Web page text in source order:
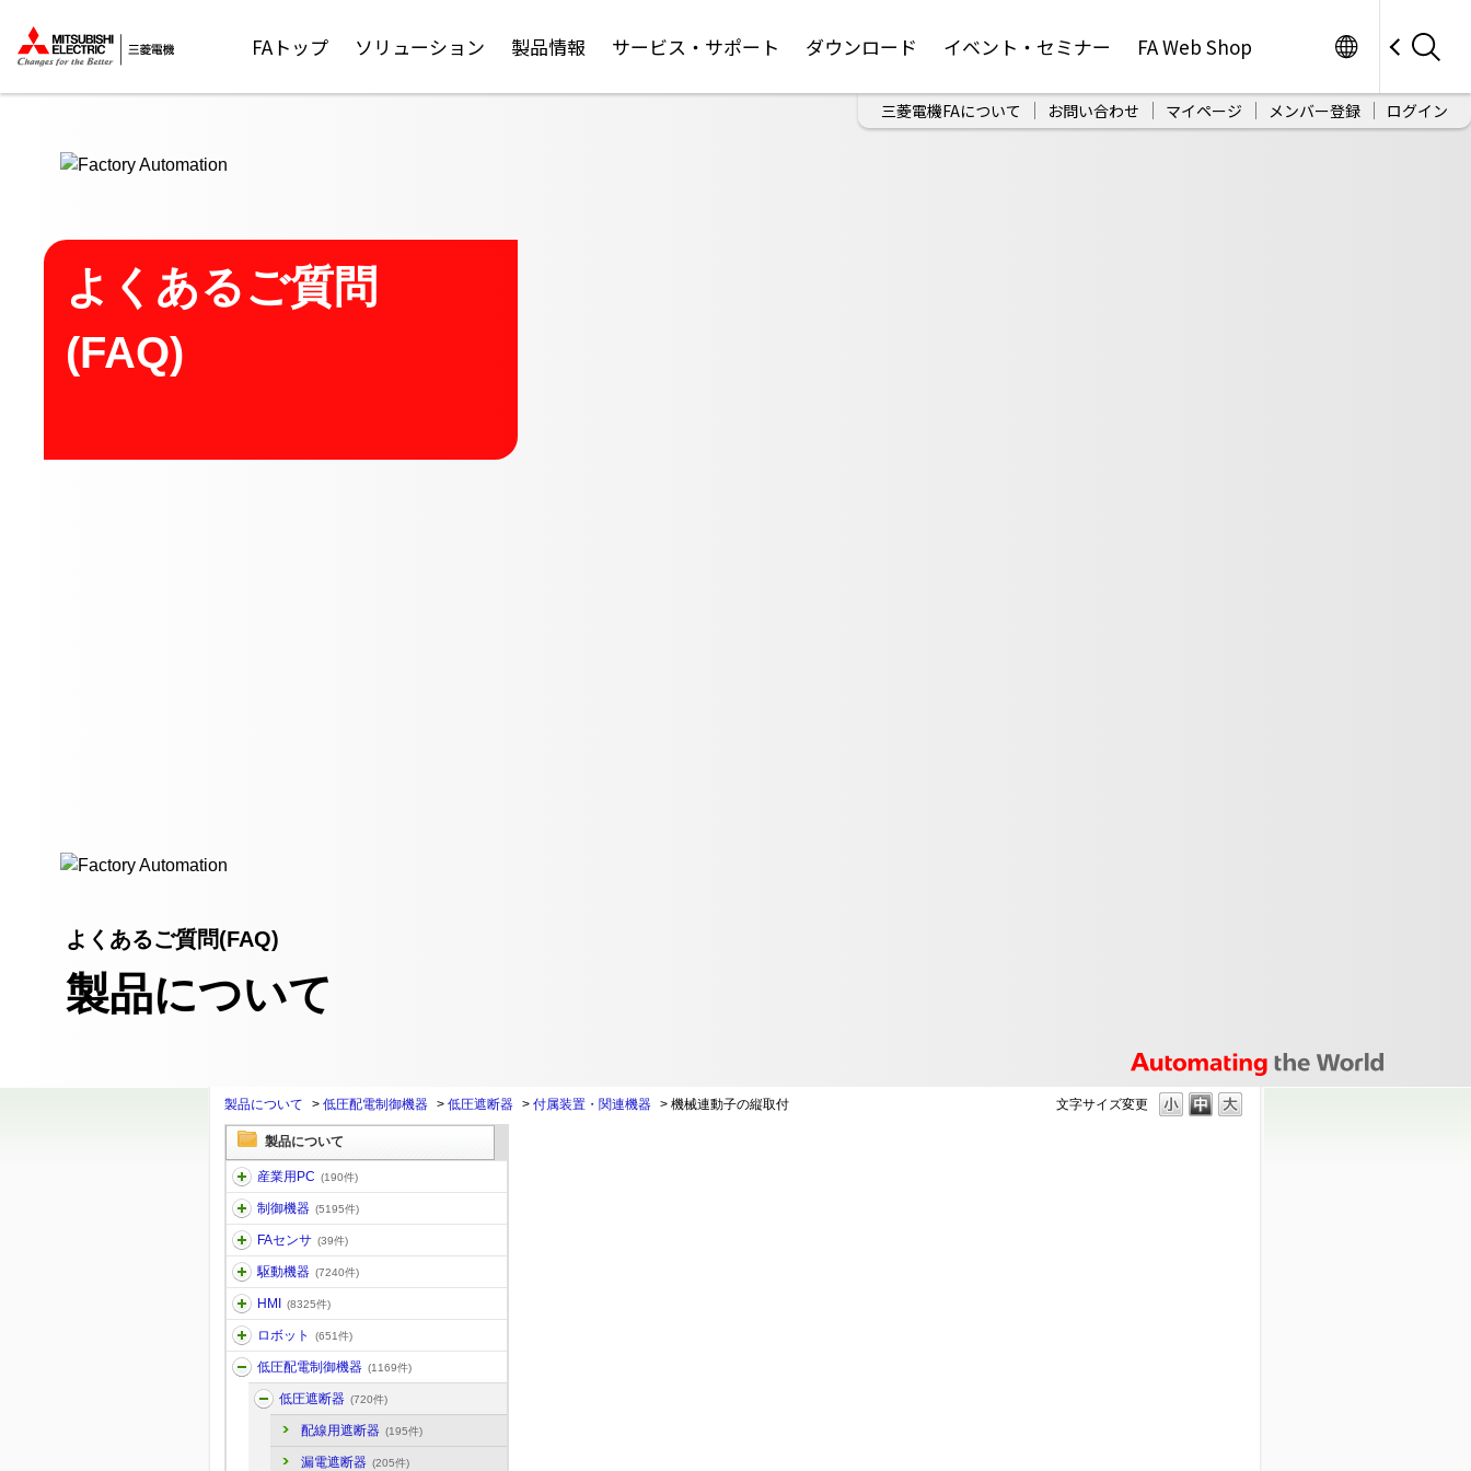
FAトップ ソリューション 製品情報 サービス・サポート ダウンロード イベント・セミナー FA Web Shop
三菱電機FAについて お問い合わせ マイページ メンバー登録 ログイン
よくあるご質問
(FAQ)
よくあるご質問(FAQ)
製品について
文字サイズ変更
製品について > 低圧配電制御機器 > 低圧遮断器 > 付属装置・関連機器 > 機械連動子の縦取付
製品について
産業用PC (190件)
制御機器 (5195件)
FAセンサ (39件)
駆動機器 (7240件)
HMI (8325件)
ロボット (651件)
低圧配電制御機器 (1169件)
低圧遮断器 (720件)
配線用遮断器 (195件)
漏電遮断器 (205件)